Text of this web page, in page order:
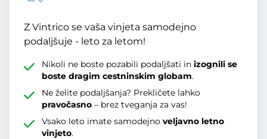
Z Vintrico se vaša vinjeta samodejno
podaljšuje - leto za letom!
Nikoli ne boste pozabili podaljšati inizognili se
boste dragim cestninskim globam.
Ne želite podaljšanja? Prekličete lahko
pravočasno – brez tveganja za vas!
Vsako leto imate samodejnoveljavno letno
vinjeto.